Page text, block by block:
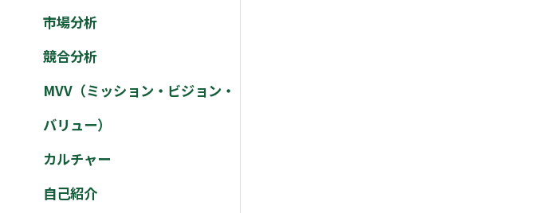
市場分析
競合分析
MVV（ミッション・ビジョン・
バリュー）
カルチャー
自己紹介